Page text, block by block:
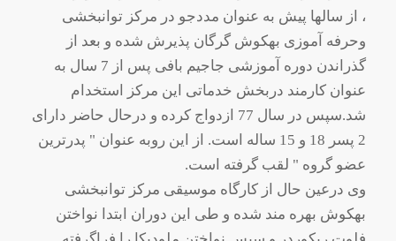
، از سالها پیش به عنوان مددجو در مرکز توانبخشی
وحرفه آموزی بهکوش گرگان پذیرش شده و بعد از
گذراندن دوره آموزشی جاجیم بافی پس از 7 سال به
عنوان کارمند دربخش خدماتی این مرکز استخدام
شد.سپس در سال 77 ازدواج کرده و درحال حاضر دارای
2 پسر 18 و 15 ساله است. از این روبه عنوان " پدرترین
عضو گروه " لقب گرفته است.
وی درعین حال از کارگاه موسیقی مرکز توانبخشی
بهکوش بهره مند شده و طی این دوران ابتدا نواختن